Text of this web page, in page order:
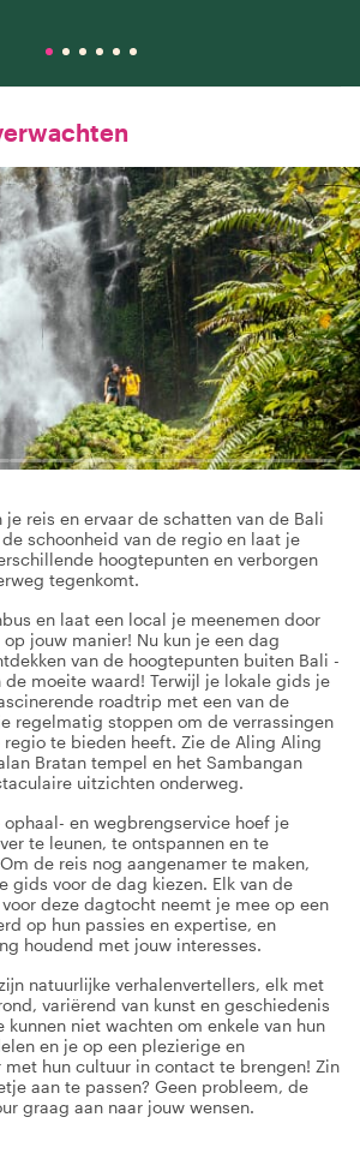
reis en ervaar de schatten van de Bali
schoonheid van de regio en laat je
hoogtepunten en verborgen
tegenkomt.
en laat een local je meenemen door
jouw manier! Nu kun je een dag
van de hoogtepunten buiten Bali -
de moeite waard! Terwijl je lokale gids je
roadtrip met een van de
regelmatig stoppen om de verrassingen
te bieden heeft. Zie de Aling Aling
Bratan tempel en het Sambangan
uitzichten onderweg.
ophaal- en wegbrengservice hoef je
te leunen, te ontspannen en te
de reis nog aangenamer te maken,
gids voor de dag kiezen. Elk van de
deze dagtocht neemt je mee op een
op hun passies en expertise, en
houdend met jouw interesses.
natuurlijke verhalenvertellers, elk met
variërend van kunst en geschiedenis
kunnen niet wachten om enkele van hun
en je op een plezierige en
met hun cultuur in contact te brengen! Zin
aan te passen? Geen probleem, de
graag aan naar jouw wensen.